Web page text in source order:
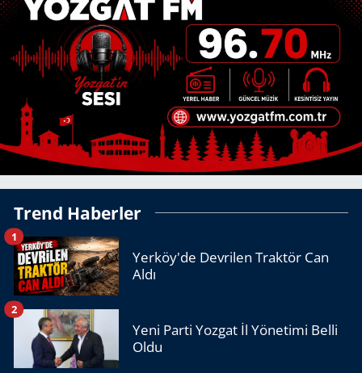
Trend Haberler
Yerköy'de Devrilen Traktör Can
Aldı
1
Yeni Parti Yozgat İl Yönetimi Belli
Oldu
2